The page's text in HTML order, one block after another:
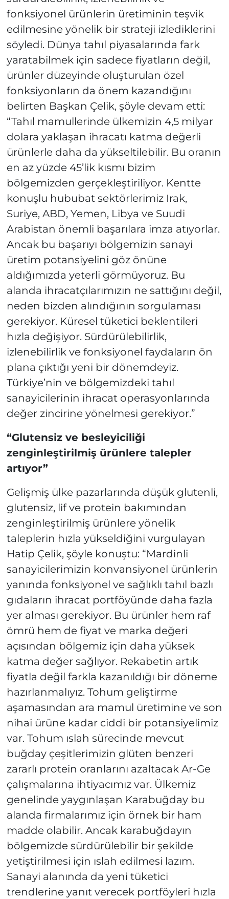
fonksiyonel ürünlerin üretiminin teşvik
edilmesine yönelik bir strateji izlediklerini
söyledi. Dünya tahıl piyasalarında fark
yaratabilmek için sadece fiyatların değil,
ürünler düzeyinde oluşturulan özel
fonksiyonların da önem kazandığını
belirten Başkan Çelik, şöyle devam etti:
“Tahıl mamullerinde ülkemizin 4,5 milyar
dolara yaklaşan ihracatı katma değerli
ürünlerle daha da yükseltilebilir. Bu oranın
en az yüzde 45’lik kısmı bizim
bölgemizden gerçekleştiriliyor. Kentte
konuşlu hububat sektörlerimiz Irak,
Suriye, ABD, Yemen, Libya ve Suudi
Arabistan önemli başarılara imza atıyorlar.
Ancak bu başarıyı bölgemizin sanayi
üretim potansiyelini göz önüne
aldığımızda yeterli görmüyoruz. Bu
alanda ihracatçılarımızın ne sattığını değil,
neden bizden alındığının sorgulaması
gerekiyor. Küresel tüketici beklentileri
hızla değişiyor. Sürdürülebilirlik,
izlenebilirlik ve fonksiyonel faydaların ön
plana çıktığı yeni bir dönemdeyiz.
Türkiye’nin ve bölgemizdeki tahıl
sanayicilerinin ihracat operasyonlarında
değer zincirine yönelmesi gerekiyor.”
“Glutensiz ve besleyiciliği
zenginleştirilmiş ürünlere talepler
artıyor”
Gelişmiş ülke pazarlarında düşük glutenli,
glutensiz, lif ve protein bakımından
zenginleştirilmiş ürünlere yönelik
taleplerin hızla yükseldiğini vurgulayan
Hatip Çelik, şöyle konuştu: “Mardinli
sanayicilerimizin konvansiyonel ürünlerin
yanında fonksiyonel ve sağlıklı tahıl bazlı
gıdaların ihracat portföyünde daha fazla
yer alması gerekiyor. Bu ürünler hem raf
ömrü hem de fiyat ve marka değeri
açısından bölgemiz için daha yüksek
katma değer sağlıyor. Rekabetin artık
fiyatla değil farkla kazanıldığı bir döneme
hazırlanmalıyız. Tohum geliştirme
aşamasından ara mamul üretimine ve son
nihai ürüne kadar ciddi bir potansiyelimiz
var. Tohum ıslah sürecinde mevcut
buğday çeşitlerimizin glüten benzeri
zararlı protein oranlarını azaltacak Ar-Ge
çalışmalarına ihtiyacımız var. Ülkemiz
genelinde yaygınlaşan Karabuğday bu
alanda firmalarımız için örnek bir ham
madde olabilir. Ancak karabuğdayın
bölgemizde sürdürülebilir bir şekilde
yetiştirilmesi için ıslah edilmesi lazım.
Sanayi alanında da yeni tüketici
trendlerine yanıt verecek portföyleri hızla